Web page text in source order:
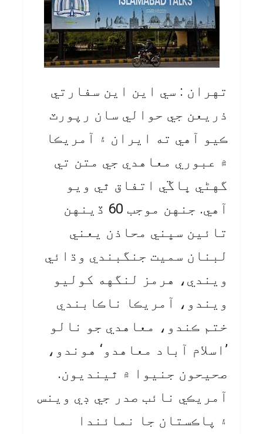
تهران : سي اين اين سفارتي
ذريعن جي حوالي سان رپورٽ
ڪيو آهي ته ايران ۽ آمريڪا
۾ عبوري معاهدي جي متن تي
گهڻي ڀاڱي اتفاق ٿي ويو
آهي. جنهن موجب 60 ڏينهن
تائين سڀني محاذن يعني
لبنان سميت جنگبندي وڌائي
ويندي، هرمز لنگهه کوليو
ويندو، آمريڪا ناڪابندي
ختم ڪندو، معاهدي جو نالو
’اسلام آباد معاهدو‘ هوندو،
صحيحون جنيوا ۾ ٿينديون.
آمريڪي نائب صدر جي ڊي وينس
۽ پاڪستان جا نمائندا